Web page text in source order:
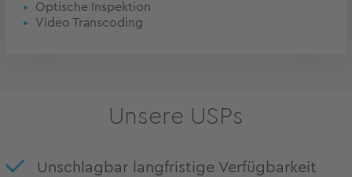
Optische Inspektion
Video Transcoding
Unsere USPs
Unschlagbar langfristige Verfügbarkeit